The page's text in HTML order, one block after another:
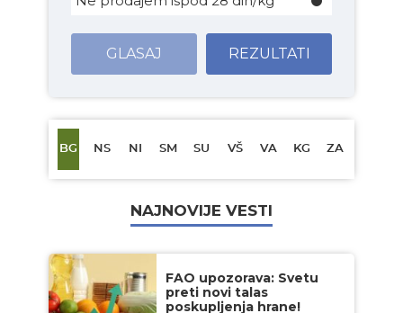
GLASAJ REZULTATI
BG NS NI SM SU VŠ VA KG ZA
NAJNOVIJE VESTI
FAO upozorava: Svetu
preti novi talas
poskupljenja hrane!